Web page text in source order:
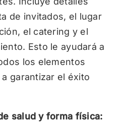
de invitados, el lugar
el catering y el
Esto le ayudará a
los elementos
garantizar el éxito
salud y forma física: